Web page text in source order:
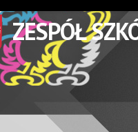
ZESPÓŁ